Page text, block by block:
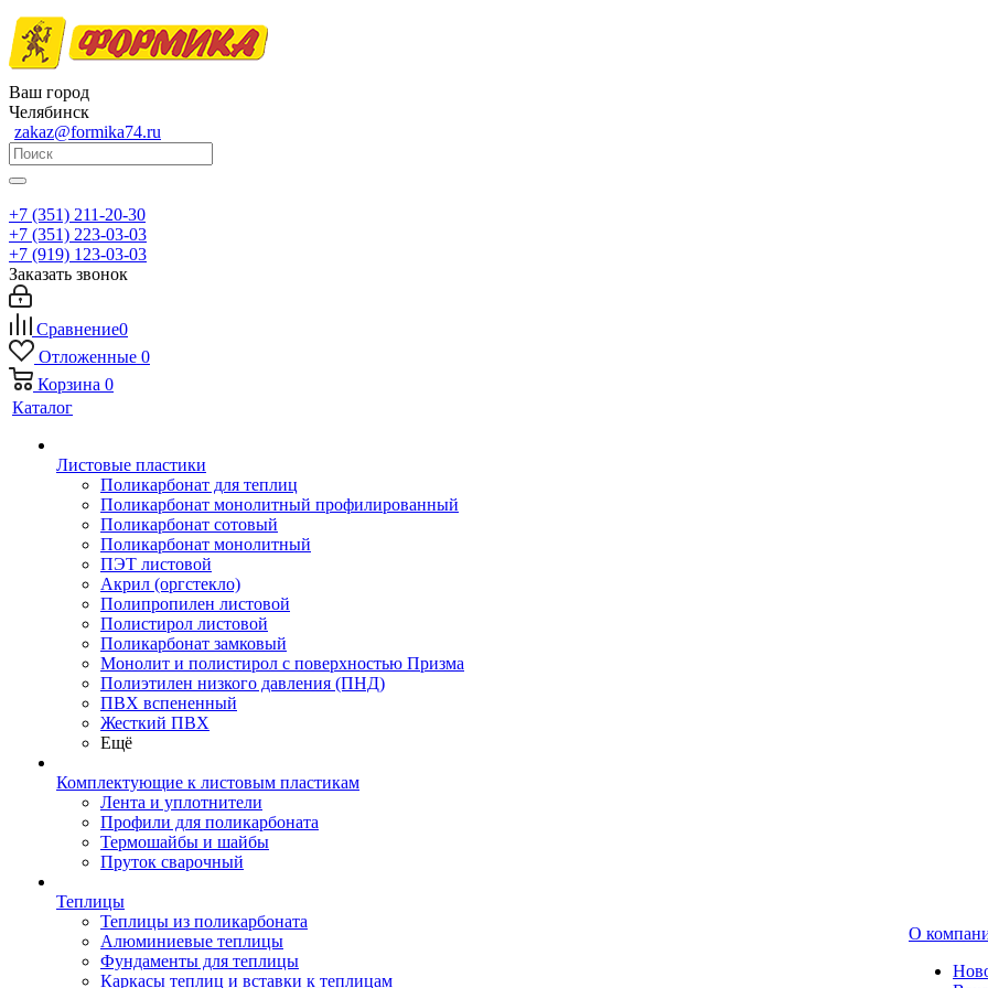
Ваш город
Челябинск
zakaz@formika74.ru
+7 (351) 211-20-30
+7 (351) 223-03-03
+7 (919) 123-03-03
Заказать звонок
Сравнение0
Отложенные 0
Корзина 0
Каталог
Листовые пластики
Поликарбонат для теплиц
Поликарбонат монолитный профилированный
Поликарбонат сотовый
Поликарбонат монолитный
ПЭТ листовой
Акрил (оргстекло)
Полипропилен листовой
Полистирол листовой
Поликарбонат замковый
Монолит и полистирол с поверхностью Призма
Полиэтилен низкого давления (ПНД)
ПВХ вспененный
Жесткий ПВХ
Ещё
Комплектующие к листовым пластикам
Лента и уплотнители
Профили для поликарбоната
Термошайбы и шайбы
Пруток сварочный
Теплицы
Теплицы из поликарбоната
Алюминиевые теплицы
Фундаменты для теплицы
Каркасы теплиц и вставки к теплицам
О